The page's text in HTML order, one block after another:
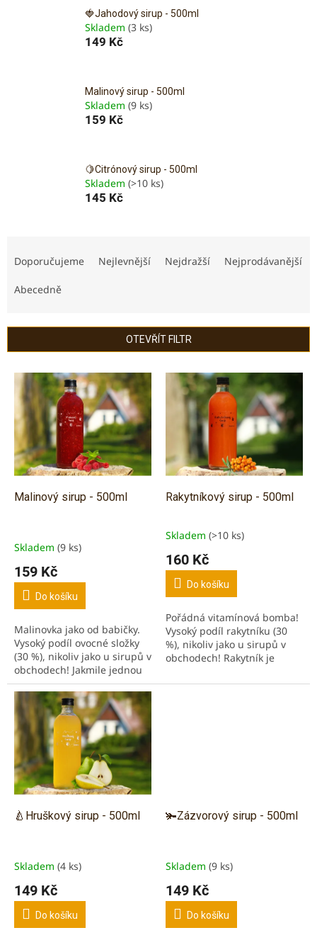
🍓Jahodový sirup - 500ml
Skladem (3 ks)
149 Kč
Malinový sirup - 500ml
Skladem (9 ks)
159 Kč
🍋Citrónový sirup - 500ml
Skladem (>10 ks)
145 Kč
r
o
Doporučujeme Nejlevnější Nejdražší Nejprodávanější
Abecedně
OTEVŘÍT FILTR
V
o
Malinový sirup - 500ml
Skladem (9 ks)
159 Kč
Do košíku
Malinovka jako od babičky.
Vysoký podíl ovocné složky
(30 %), nikoliv jako u sirupů v
obchodech! Jakmile jednou
ochutnáte, už nebudete
chtít jinak! Maliny jsou...
Rakytníkový sirup - 500ml
Průměrné
produktu
5,0
5
hvězdiček.
Skladem (>10 ks)
160 Kč
Do košíku
Pořádná vitamínová bomba!
Vysoký podíl rakytníku (30
%), nikoliv jako u sirupů v
obchodech! Rakytník je
D, F, K a další. Lisováno za
🍐Hruškový sirup - 500ml
Skladem (4 ks)
149 Kč
Do košíku
🫚Zázvorový sirup - 500ml
Skladem (9 ks)
149 Kč
Do košíku